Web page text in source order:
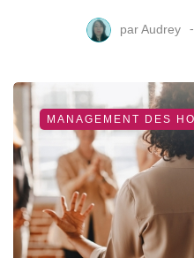
parAudrey
MANAGEMENT DES